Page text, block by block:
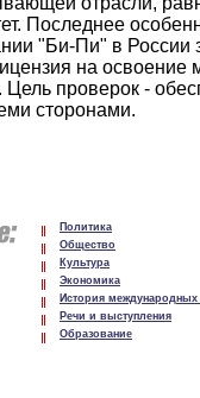
Последнее
"Би-Пи" в России
на
Цель проверок -
сторонами.
Политика
Общество
Культура
Экономика
История
Речи и выступления
Образование